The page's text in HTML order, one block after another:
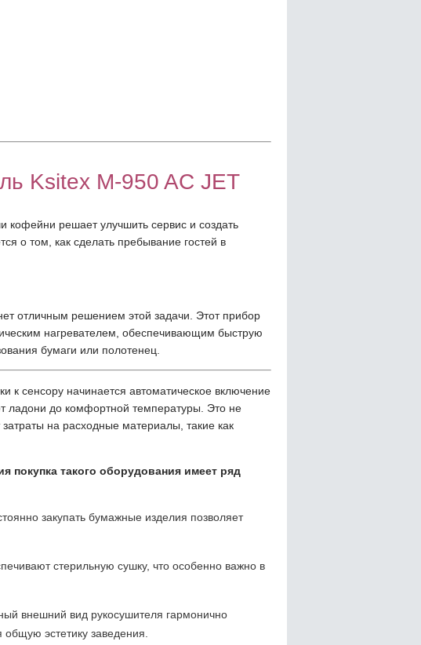
Ksitex M-950 AC JET
решает улучшить сервис и создать
о том, как сделать пребывание гостей в
отличным решением этой задачи. Этот прибор
нагревателем, обеспечивающим быструю
бумаги или полотенец.
к сенсору начинается автоматическое включение
ладони до комфортной температуры. Это не
на расходные материалы, такие как
покупка такого оборудования имеет ряд
закупать бумажные изделия позволяет
стерильную сушку, что особенно важно в
внешний вид рукосушителя гармонично
эстетику заведения.